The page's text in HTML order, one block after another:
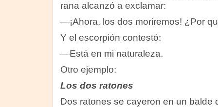
rana alcanzó a exclamar:
—¡Ahora, los dos moriremos! ¿Por
Y el escorpión contestó:
—Está en mi naturaleza.
Otro ejemplo:
Los dos ratones
Dos ratones se cayeron en un balde